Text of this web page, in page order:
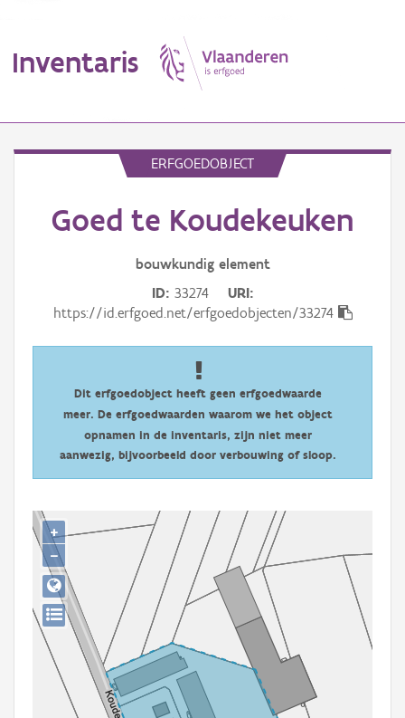
Inventaris
Erfgoedobject
Persoon of collectief
Downloads
Aanmelden
ERFGOEDOBJECT
Goed te Koudekeuken
bouwkundig element
ID 33274
URI
https://id.erfgoed.net/erfgoedobjecten/33274
Dit erfgoedobject heeft geen erfgoedwaarde
meer. De erfgoedwaarden waarom we het object
opnamen in de inventaris, zijn niet meer
aanwezig, bijvoorbeeld door verbouwing of sloop.
+
−